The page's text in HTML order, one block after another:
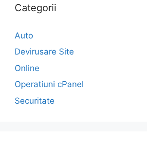
Categorii
Auto
Devirusare Site
Online
Operatiuni cPanel
Securitate